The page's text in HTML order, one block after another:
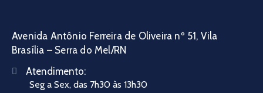
Avenida Antônio Ferreira de Oliveira nº 51, Vila
Brasília – Serra do Mel/RN
Atendimento:
Seg a Sex, das 7h30 às 13h30